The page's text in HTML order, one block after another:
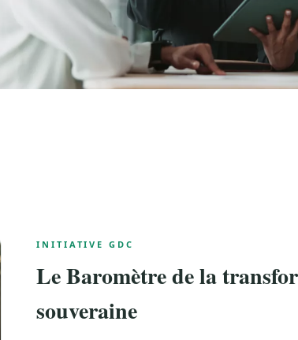
INITIATIVE GDC
Le Baromètre de la
souveraine